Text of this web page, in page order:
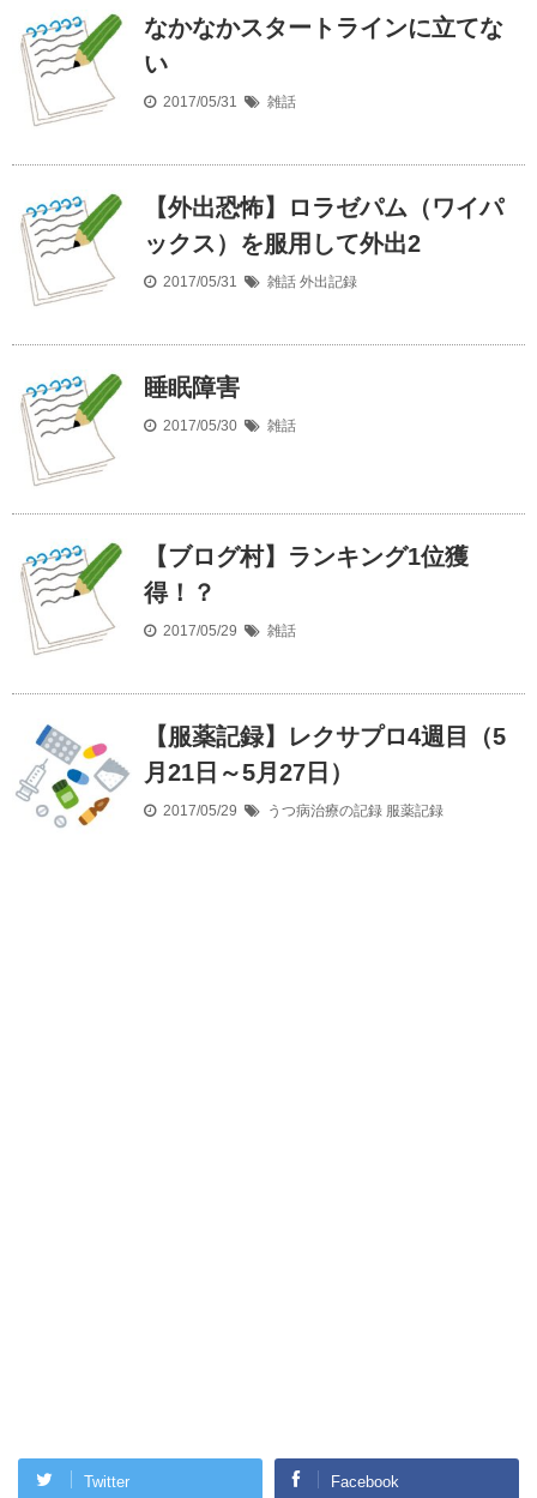
なかなかスタートラインに立てな
い
2017/05/31 雑話
【外出恐怖】ロラゼパム（ワイパ
ックス）を服用して外出2
2017/05/31 雑話 外出記録
睡眠障害
2017/05/30 雑話
【ブログ村】ランキング1位獲
得！？
2017/05/29 雑話
【服薬記録】レクサプロ4週目（5
月21日～5月27日）
2017/05/29 うつ病治療の記録 服薬記録
Twitter Facebook